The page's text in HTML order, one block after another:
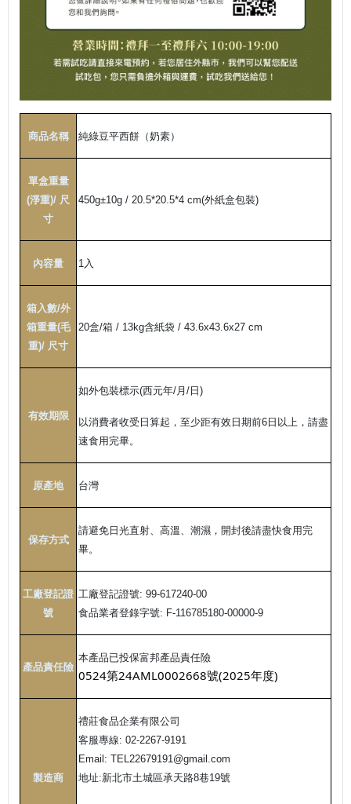
商品名稱 純綠豆平西餅（奶素）
單盒重量
(淨重)/ 尺
寸
450g±10g / 20.5*20.5*4 cm(外紙盒包裝)
內容量 1 入
箱入數/外
箱重量(毛
重)/ 尺寸
20盒/箱 / 13kg含紙袋/ 43.6x43.6x27 cm
有效期限
如外包裝標示(西元年/月/日)
以消費者收受日算起，至少距有效日期前6日以上，請盡
速食用完畢。
原產地 台灣
保存方式
請避免日光直射、高溫、潮濕，開封後請盡快食用完
畢。
工廠登記證
號
工廠登記證號: 99-617240-00
食品業者登錄字號: F-116785180-00000-9
產品責任險
本產品已投保富邦產品責任險
0524第24AML0002668號(2025年度)
製造商
禮莊食品企業有限公司
客服專線: 02-2267-9191
Email: TEL22679191@gmail.com
地址:新北市土城區承天路8巷19號